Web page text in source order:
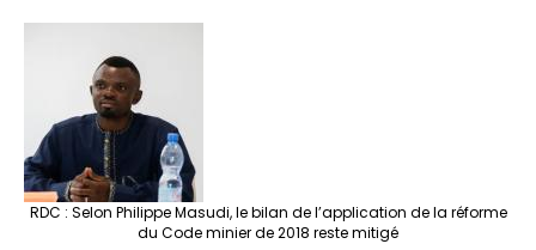
RDC : Selon Philippe Masudi, le bilan de l’application de la réforme
du Code minier de 2018 reste mitigé